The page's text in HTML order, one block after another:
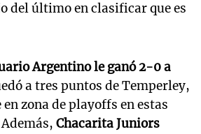
del último en clasificar que es
Argentino le ganó 2-0 a
a tres puntos de Temperley,
zona de playoffs en estas
Chacarita Juniors